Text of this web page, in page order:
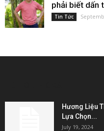
phải biết dấn
Tin Tức
Hương Liệu
Lựa Chọn...
July 19, 2024